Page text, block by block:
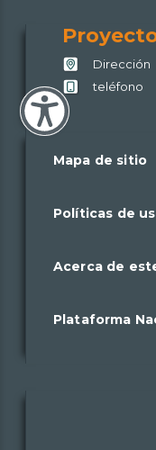
Dirección
teléfono
Mapa de sitio
Políticas de
Acerca de
Plataforma